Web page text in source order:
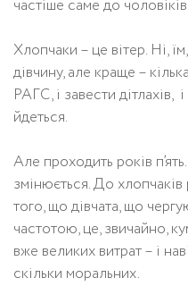
частіше саме до чоловіків.
Хлопчаки – це вітер. Ні,
дівчину, але краще –
РАГС, і завести дітлахів,
йдеться.
Але проходить років
змінюється. До
того, що дівчата, що
частотою, це, звичайно,
вже великих витрат – і
скільки моральних.